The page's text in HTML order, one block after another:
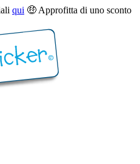
qui 🤑 Approfitta di uno sconto